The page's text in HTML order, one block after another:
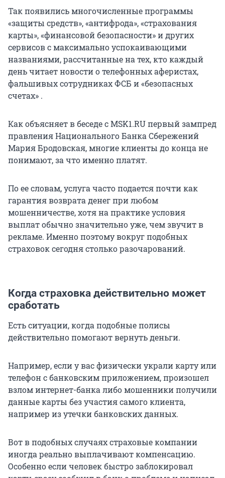
Так появились многочисленные программы
«защиты средств», «антифрода», «страхования
карты», «финансовой безопасности» и других
сервисов с максимально успокаивающими
названиями, рассчитанные на тех, кто каждый
день читает новости о телефонных аферистах,
фальшивых сотрудниках ФСБ и «безопасных
счетах» .
Как объясняет в беседе с MSK1.RU первый зампред
правления Национального Банка Сбережений
Мария Бродовская, многие клиенты до конца не
понимают, за что именно платят.
По ее словам, услуга часто подается почти как
гарантия возврата денег при любом
мошенничестве, хотя на практике условия
выплат обычно значительно уже, чем звучит в
рекламе. Именно поэтому вокруг подобных
страховок сегодня столько разочарований.
Когда страховка действительно может
сработать
Есть ситуации, когда подобные полисы
действительно помогают вернуть деньги.
Например, если у вас физически украли карту или
телефон с банковским приложением, произошел
взлом интернет-банка либо мошенники получили
данные карты без участия самого клиента,
например из утечки банковских данных.
Вот в подобных случаях страховые компании
иногда реально выплачивают компенсацию.
Особенно если человек быстро заблокировал